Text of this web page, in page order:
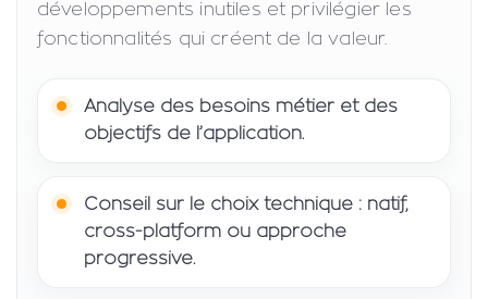
développements inutiles et privilégier les
fonctionnalités qui créent de la valeur.
Analyse des besoins métier et des
objectifs de l’application.
Conseil sur le choix technique : natif,
cross-platform ou approche
progressive.